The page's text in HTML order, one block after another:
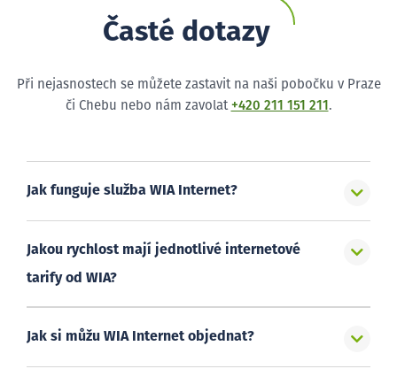
Časté dotazy
Při nejasnostech se můžete zastavit na naši pobočku v Praze
či Chebu nebo nám zavolat +420 211 151 211 .
Jak funguje služba WIA Internet?
Jakou rychlost mají jednotlivé internetové
tarify od WIA?
Jak si můžu WIA Internet objednat?